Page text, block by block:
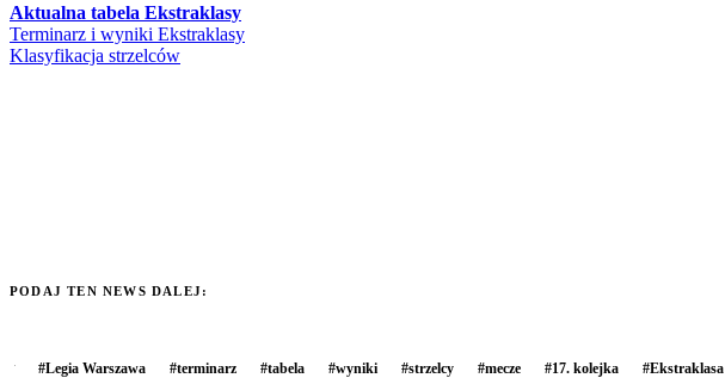
Aktualna tabela Ekstraklasy
Terminarz i wyniki Ekstraklasy
Klasyfikacja strzelców
PODAJ TEN NEWS DALEJ:
#Legia Warszawa #terminarz #tabela #wyniki #strzelcy #mecze #17. kolejka #Ekstraklasa